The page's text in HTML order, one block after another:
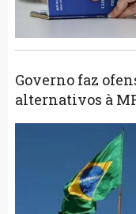
Governo faz
alternativos à